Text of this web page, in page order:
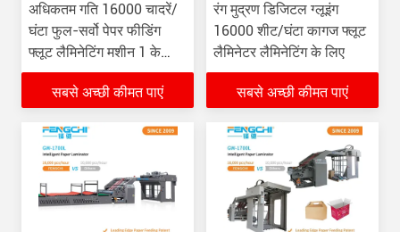
अधिकतम गति 16000 चादरें/
घंटा फुल-सर्वो पेपर फीडिंग
फ्लूट लैमिनेटिंग मशीन 1 के
साथ
सबसे अच्छी कीमत पाएं
रंग मुद्रण डिजिटल ग्लूइंग
16000 शीट/घंटा कागज फ्लूट
लैमिनेटर लैमिनेटिंग के लिए
सबसे अच्छी कीमत पाएं